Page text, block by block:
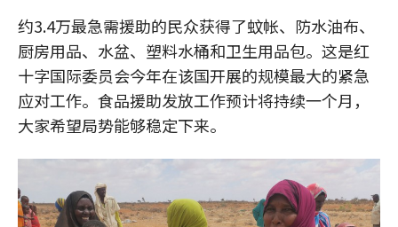
约3.4万最急需援助的民众获得了蚊帐、防水油布、
厨房用品、水盆、塑料水桶和卫生用品包。这是红
十字国际委员会今年在该国开展的规模最大的紧急
应对工作。食品援助发放工作预计将持续一个月，
大家希望局势能够稳定下来。